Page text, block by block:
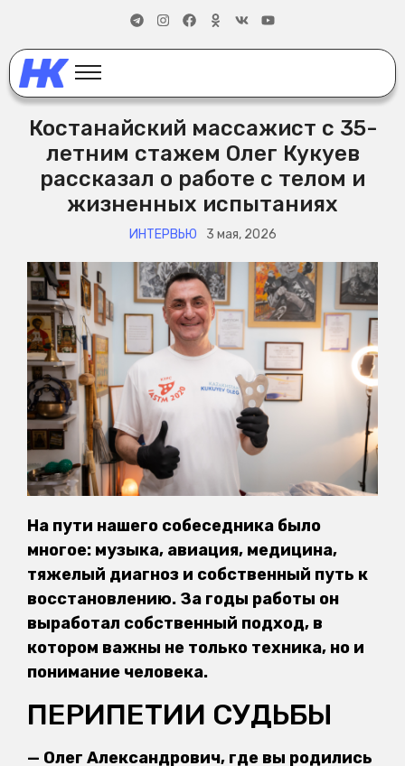
Костанайский массажист с 35-
летним стажем Олег Кукуев
рассказал о работе с телом и
жизненных испытаниях
ИНТЕРВЬЮ 3 мая, 2026
На пути нашего собеседника было
многое: музыка, авиация, медицина,
тяжелый диагноз и собственный путь к
восстановлению. За годы работы он
выработал собственный подход, в
котором важны не только техника, но и
понимание человека.
ПЕРИПЕТИИ СУДЬБЫ
— Олег Александрович, где вы родились